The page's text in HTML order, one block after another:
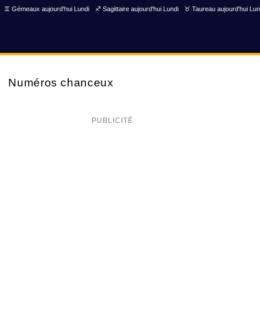
♊ Gémeaux aujourd'hui Lundi ♐ Sagittaire aujourd'hui Lundi ♉ Taureau aujourd'hui
Numéros chanceux